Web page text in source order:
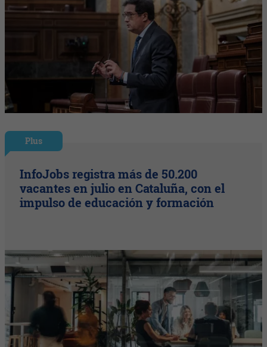
Plus
InfoJobs registra más de 50.200
vacantes en julio en Cataluña, con el
impulso de educación y formación